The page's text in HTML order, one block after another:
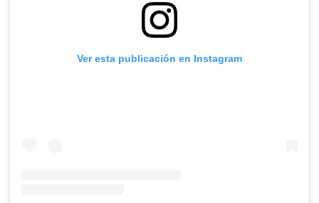
Ver esta publicación en Instagram